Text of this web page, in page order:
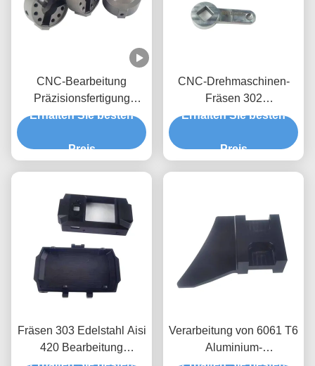
CNC-Bearbeitung
Präzisionsfertigung
Prototypenbearbeitung
Erhalten Sie besten
Preis
CNC-Drehmaschinen-
Fräsen 302
Edelstahlbearbeitung
Prototypenbearbeitung
Erhalten Sie besten
Preis
Fräsen 303 Edelstahl Aisi
420 Bearbeitung
Verarbeitung von 6061 T6
Aluminium-